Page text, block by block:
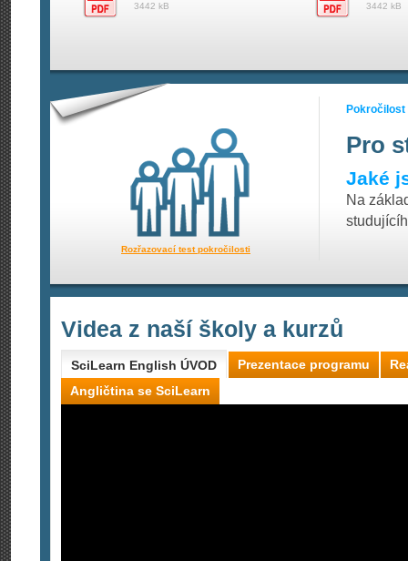
3442 kB 3442 kB
Pokročilost
Pro
Jaké
Na
Rozřazovací test pokročilosti
Videa z naší školy a kurzů
SciLearn English ÚVOD Prezentace programu
Angličtina se SciLearn